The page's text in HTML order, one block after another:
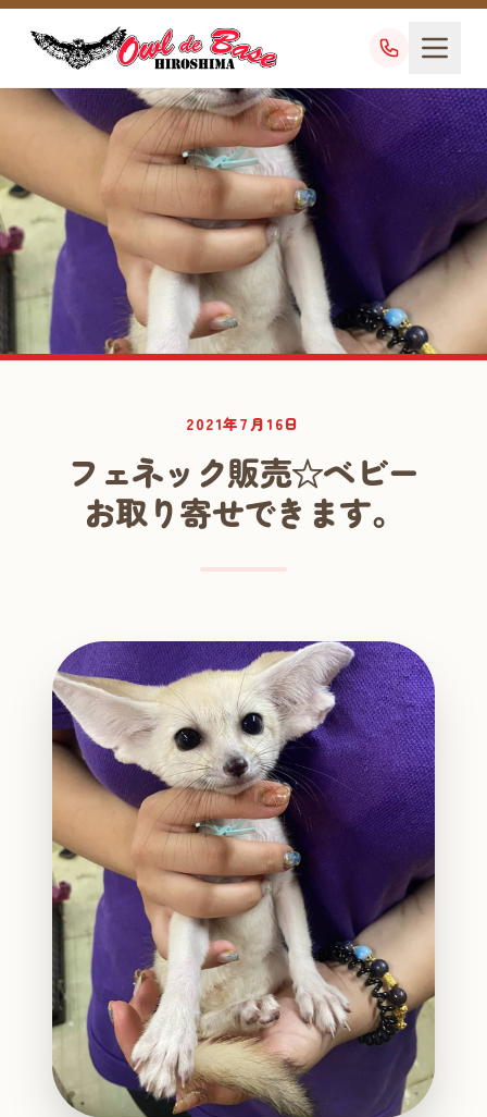
2021年7月16日
フェネック販売☆ベビー
お取り寄せできます。